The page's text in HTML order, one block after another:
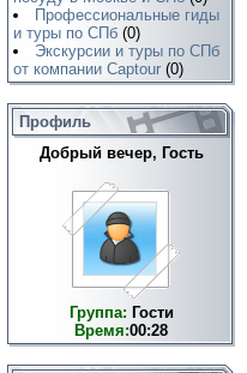
Профессиональные гиды
и туры по СПб (0)
Экскурсии и туры по СПб
от компании Captour (0)
Профиль
Добрый вечер, Гость
Группа: Гости
Время:00:28